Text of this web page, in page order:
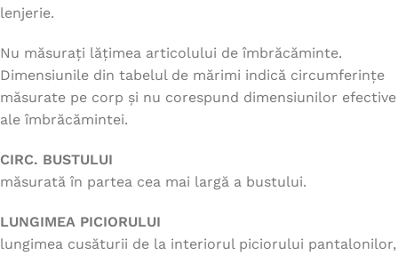
lenjerie.
Nu măsurați lățimea articolului de îmbrăcăminte.
Dimensiunile din tabelul de mărimi indică circumferințe
măsurate pe corp și nu corespund dimensiunilor efective
ale îmbrăcămintei.
CIRC. BUSTULUI
măsurată în partea cea mai largă a bustului.
LUNGIMEA PICIORULUI
lungimea cusăturii de la interiorul piciorului pantalonilor,